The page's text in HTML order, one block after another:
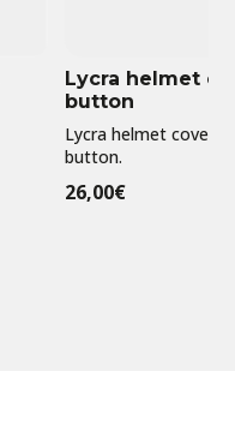
Lycra helmet
button
Lycra helmet cover
button.
26,00€